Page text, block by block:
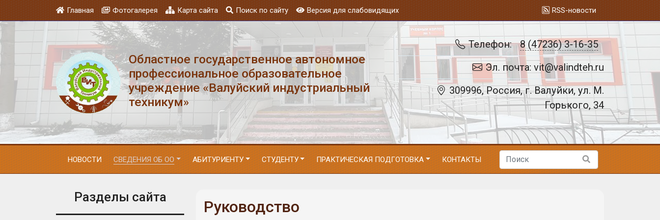
Главная Фотогалерея Карта сайта Поиск по сайту Версия для слабовидящих RSS-новости
Областное государственное автономное
профессиональное образовательное
учреждение «Валуйский индустриальный
техникум»
Телефон: 8 (47236) 3-16-35
Эл. почта: vit@valindteh.ru
309996, Россия, г. Валуйки, ул. М.
Горького, 34
НОВОСТИ СВЕДЕНИЯ ОБ ОО АБИТУРИЕНТУ СТУДЕНТУ ПРАКТИЧЕСКАЯ ПОДГОТОВКА КОНТАКТЫ
Разделы сайта
Руководство